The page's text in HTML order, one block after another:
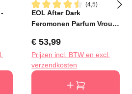
van 4.2 van 5 sterren
(4,5)
Gemiddelde waardering van
EOL After Dark
Feromonen Parfum Vrouw
Normale prijs:
€ 53,99
Prijzen incl. BTW en excl.
verzendkosten